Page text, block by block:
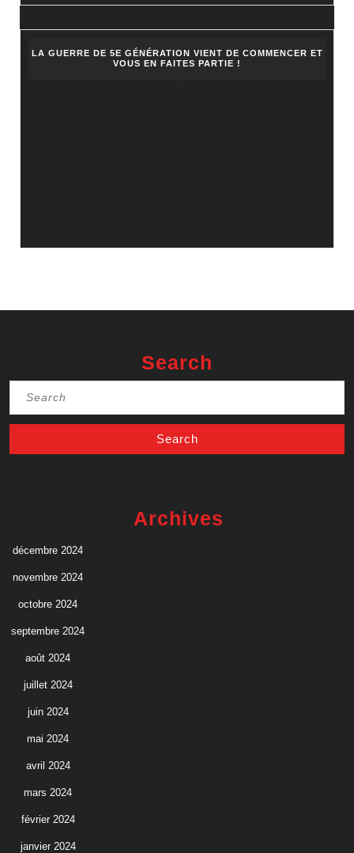
LA GUERRE DE 5E GÉNÉRATION VIENT DE COMMENCER ET
VOUS EN FAITES PARTIE !
Search
Archives
décembre 2024
novembre 2024
octobre 2024
septembre 2024
août 2024
juillet 2024
juin 2024
mai 2024
avril 2024
mars 2024
février 2024
janvier 2024